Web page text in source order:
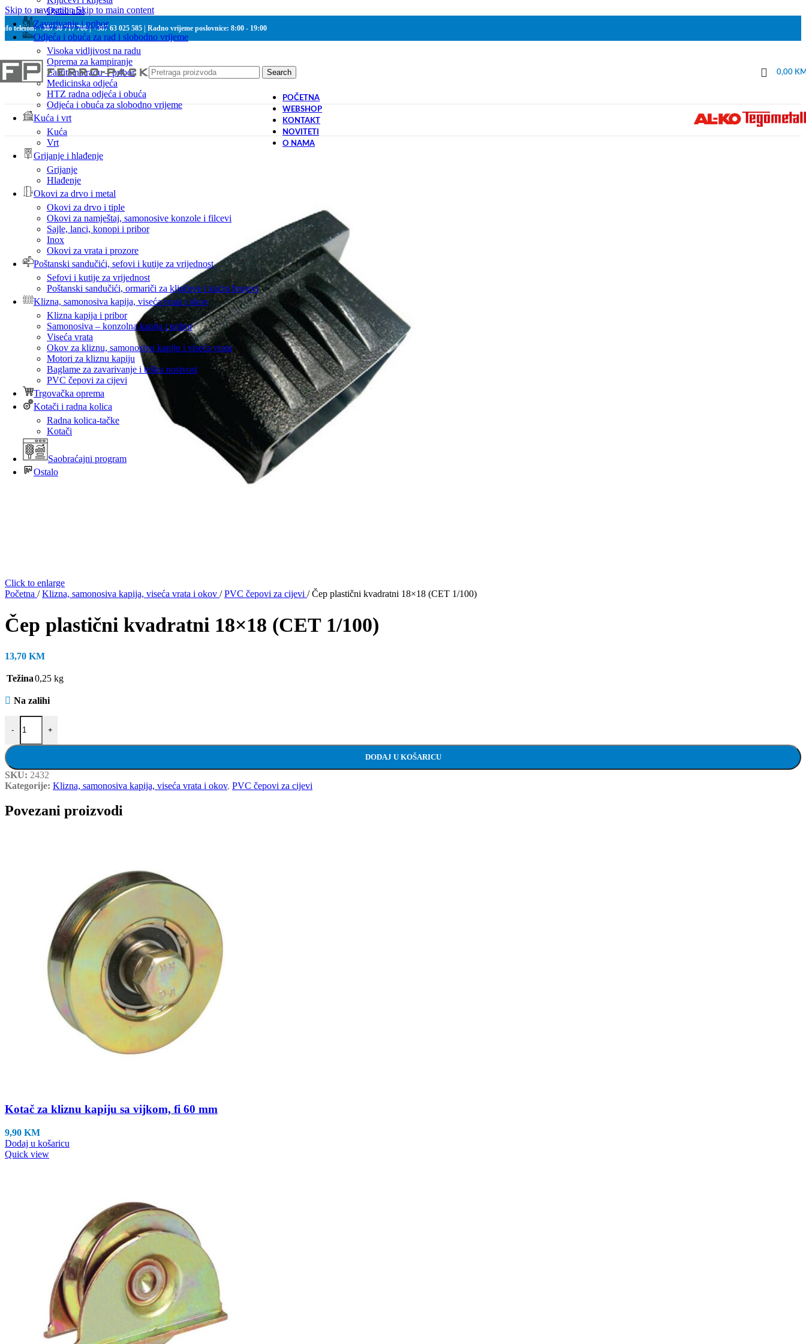
Skip to navigationSkip to main content
telefon: +387 30 717 700 | +387 63 025 585 | Radno vrijeme poslovnice: 8:00 - 19:00
Search 0,00
Ostali alat
Zavarivanje i pribor
Odjeća i obuća za rad i slobodno vrijeme
Visoka vidljivost na radu
Oprema za kampiranje
Zaštita na radu – pribor
Medicinska odjeća
HTZ radna odjeća i obuća
Odjeća i obuća za slobodno vrijeme
Kuća i vrt
Kuća
Vrt
Grijanje i hlađenje
Grijanje
Hlađenje
Okovi za drvo i metal
Okovi za drvo i tiple
Okovi za namještaj, samonosive konzole i filcevi
Sajle, lanci, konopi i pribor
Inox
Okovi za vrata i prozore
Poštanski sandučići, sefovi i kutije za vrijednost
Sefovi i kutije za vrijednost
Poštanski sandučići, ormariči za ključeve i kućni brojevi
Klizna, samonosiva kapija, viseća vrata i okov
Klizna kapija i pribor
Samonosiva – konzolna kapija i pribor
Viseća vrata
Okov za kliznu, samonosivu kapiju i viseća vrata
Motori za kliznu kapiju
Baglame za zavarivanje i tešku nosivost
PVC čepovi za cijevi
Trgovačka oprema
Kotači i radna kolica
Radna kolica-tačke
Kotači
Saobraćajni program
Ostalo
POČETNA
WEBSHOP
KONTAKT
NOVITETI
O NAMA
Click to enlarge
Početna / Klizna, samonosiva kapija, viseća vrata i okov / PVC čepovi za cijevi / Čep plastični kvadratni 18×18 (CET 1/100)
Čep plastični kvadratni 18×18 (CET 1/100)
13,70 KM
Težina0,25 kg
Na zalihi
-
Čep plastični kvadratni 18x18 (CET 1/100) količina
+
DODAJ U KOŠARICU
SKU: 2432
Kategorije: Klizna, samonosiva kapija, viseća vrata i okov, PVC čepovi za cijevi
Povezani proizvodi
Kotač za kliznu kapiju sa vijkom, fi 60 mm
9,90 KM
Dodaj u košaricu
Quick view